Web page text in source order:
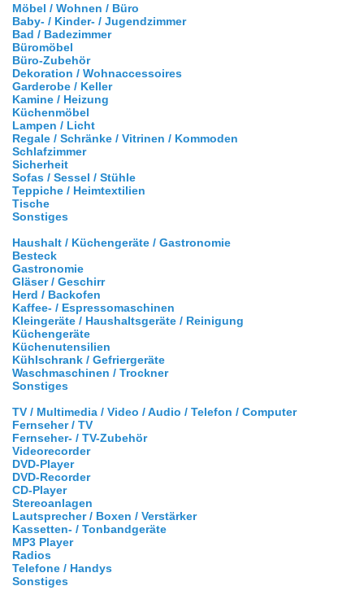
Möbel / Wohnen / Büro
Baby- / Kinder- / Jugendzimmer
Bad / Badezimmer
Büromöbel
Büro-Zubehör
Dekoration / Wohnaccessoires
Garderobe / Keller
Kamine / Heizung
Küchenmöbel
Lampen / Licht
Regale / Schränke / Vitrinen / Kommoden
Schlafzimmer
Sicherheit
Sofas / Sessel / Stühle
Teppiche / Heimtextilien
Tische
Sonstiges
Haushalt / Küchengeräte / Gastronomie
Besteck
Gastronomie
Gläser / Geschirr
Herd / Backofen
Kaffee- / Espressomaschinen
Kleingeräte / Haushaltsgeräte / Reinigung
Küchengeräte
Küchenutensilien
Kühlschrank / Gefriergeräte
Waschmaschinen / Trockner
Sonstiges
TV / Multimedia / Video / Audio / Telefon / Computer
Fernseher / TV
Fernseher- / TV-Zubehör
Videorecorder
DVD-Player
DVD-Recorder
CD-Player
Stereoanlagen
Lautsprecher / Boxen / Verstärker
Kassetten- / Tonbandgeräte
MP3 Player
Radios
Telefone / Handys
Sonstiges